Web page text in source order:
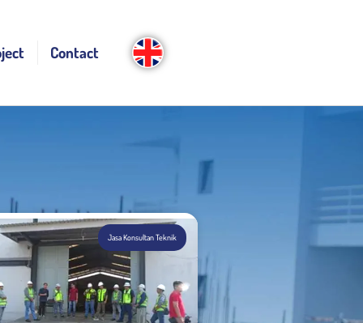
Contact
Jasa Konsultan Teknik